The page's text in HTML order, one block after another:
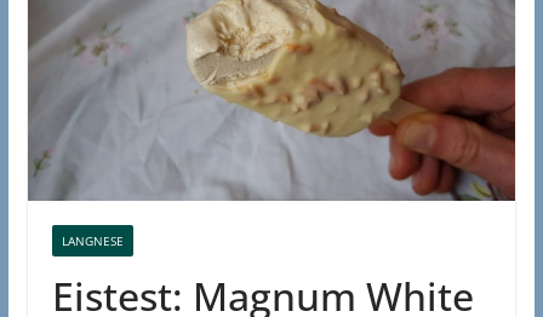
LANGNESE
Eistest: Magnum White